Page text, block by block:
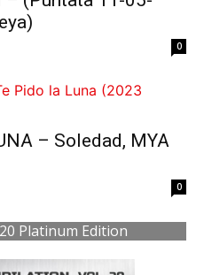
0
– Soledad, MYA
0
Platinum Edition